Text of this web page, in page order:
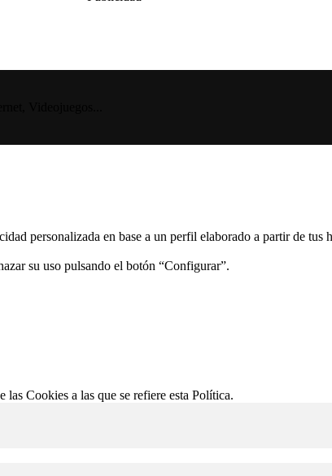
personalizada en base a un perfil elaborado a partir de
su uso pulsando el botón “Configurar”.
Cookies a las que se refiere esta Política.